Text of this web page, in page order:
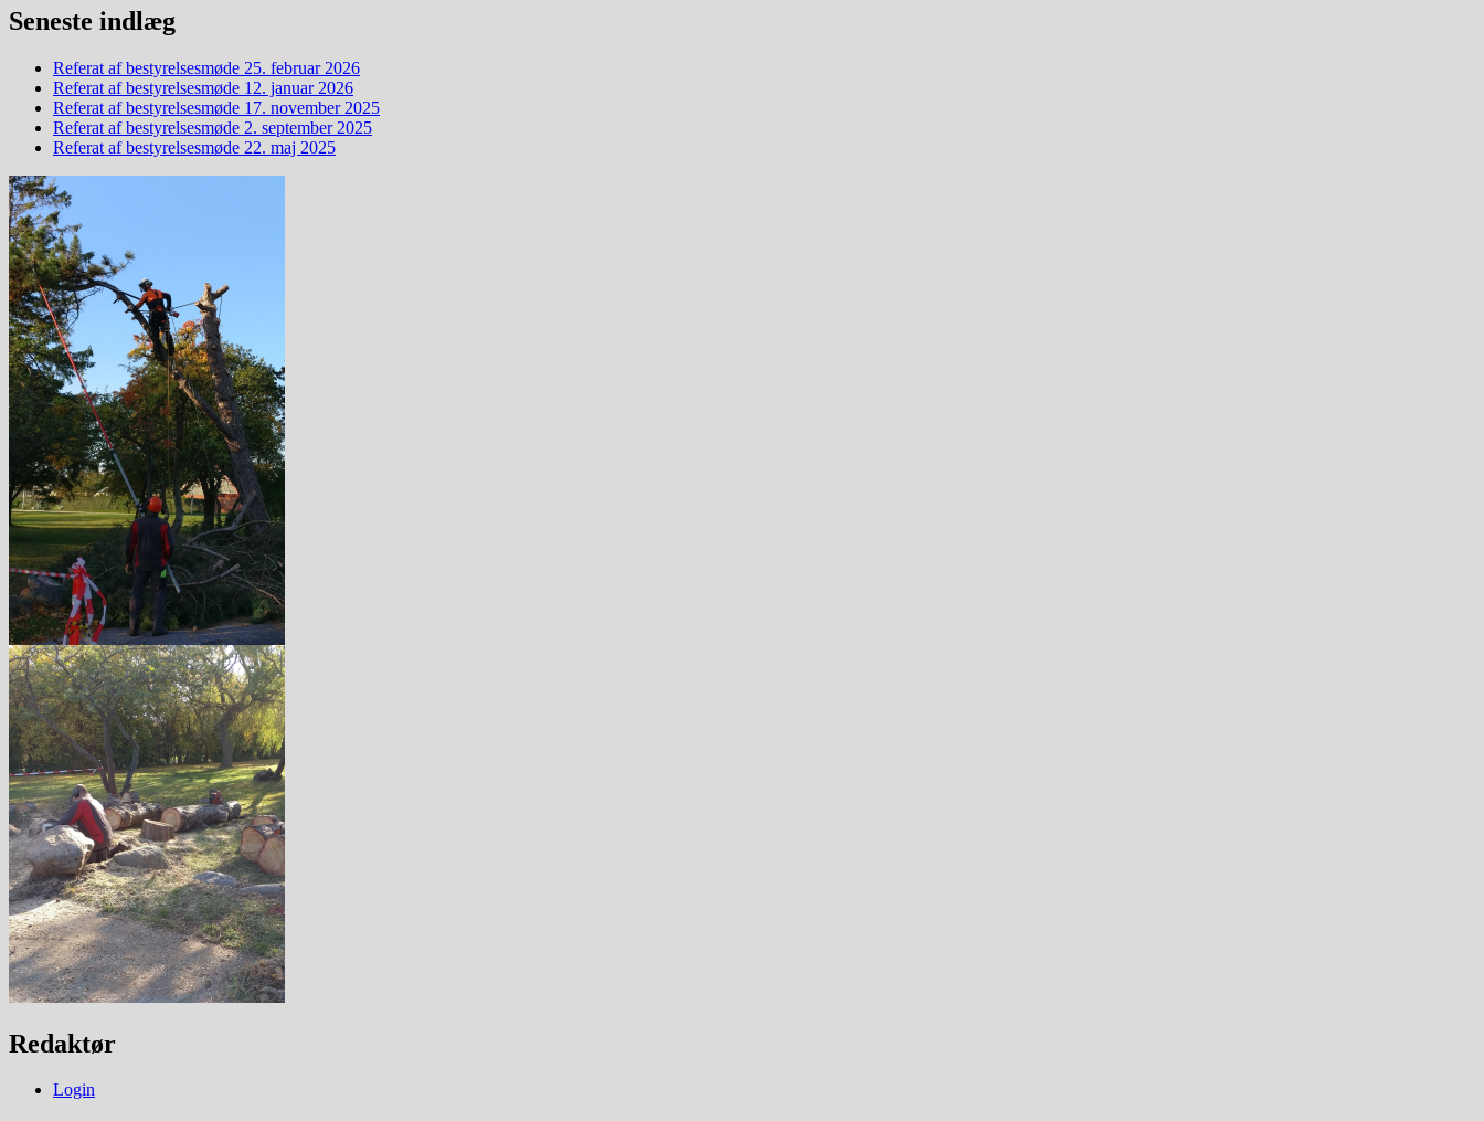
Seneste indlæg
Referat af bestyrelsesmøde 25. februar 2026
Referat af bestyrelsesmøde 12. januar 2026
Referat af bestyrelsesmøde 17. november 2025
Referat af bestyrelsesmøde 2. september 2025
Referat af bestyrelsesmøde 22. maj 2025
Redaktør
Login